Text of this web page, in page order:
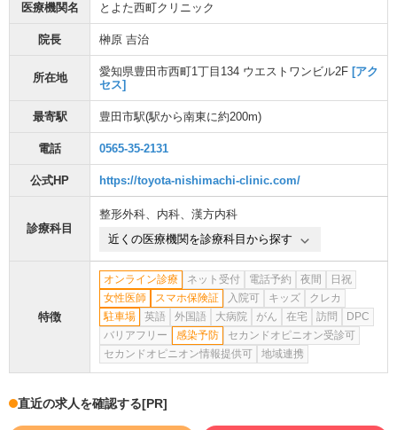
医療機関名 とよた西町クリニック
院長 榊原 吉治
所在地 愛知県豊田市西町1丁目134 ウエストワンビル2F [アク
セス]
最寄駅 豊田市駅(駅から南東に約200m)
電話 0565-35-2131
公式HP https://toyota-nishimachi-clinic.com/
診療科目
整形外科、 内科、 漢方内科
近くの医療機関を診療科目から探す
特徴
オンライン診療 ネット受付 電話予約 夜間
日祝
女性医師
スマホ保険証 入院可 キッズ
クレカ
駐車場
英語 外国語 大病院 がん 在宅 訪問
DPC
バリアフリー
感染予防
セカンドオピニオン受診可
セカンドオピニオン情報提供可
地域連携
直近の求人を確認する[PR]